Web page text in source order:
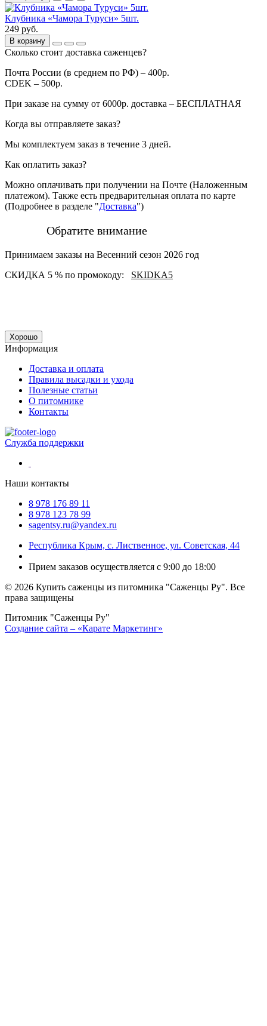
Клубника «Чамора Туруси» 5шт.
249 руб.
В корзину
Сколько стоит доставка саженцев?
Почта России (в среднем по РФ) – 400р.
CDEK – 500р.
При заказе на сумму от 6000р. доставка – БЕСПЛАТНАЯ
Когда вы отправляете заказ?
Мы комплектуем заказ в течение 3 дней.
Как оплатить заказ?
Можно оплачивать при получении на Почте (Наложенным
платежом). Также есть предварительная оплата по карте
(Подробнее в разделе "Доставка")
Обратите внимание
Принимаем заказы на Весенний сезон 2026 год
СКИДКА 5 % по промокоду: SKIDKA5
Хорошо
Информация
Доставка и оплата
Правила высадки и ухода
Полезные статьи
О питомнике
Контакты
Служба поддержки
Наши контакты
8 978 176 89 11
8 978 123 78 99
sagentsy.ru@yandex.ru
Республика Крым, с. Лиственное, ул. Советская, 44
Прием заказов осуществляется с 9:00 до 18:00
© 2026 Купить саженцы из питомника "Саженцы Ру". Все
права защищены
Питомник "Саженцы Ру"
Создание сайта – «Карате Маркетинг»